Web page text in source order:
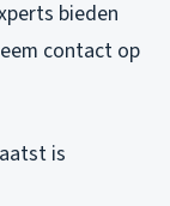
bieden
contact op
is